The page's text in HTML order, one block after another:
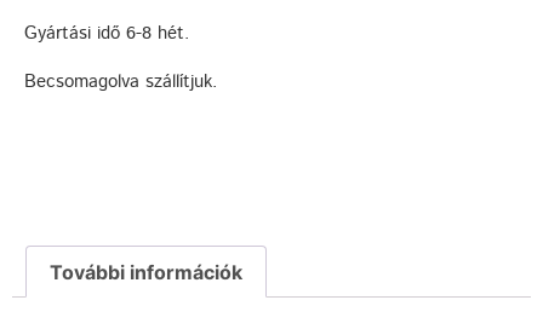
Gyártási idő 6-8 hét.
Becsomagolva szállítjuk.
További információk